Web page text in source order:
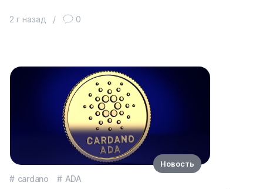
2 г назад / 0
cardano ADA
Новость